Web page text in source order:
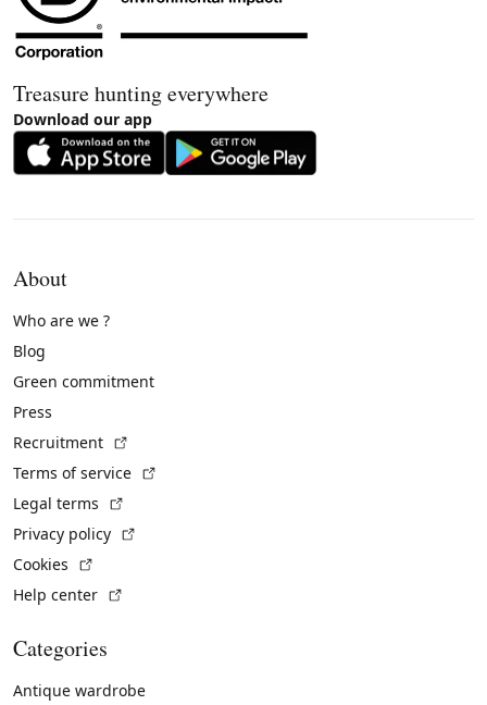
Treasure hunting everywhere
Download our app
About
Who are we ?
Blog
Green commitment
Press
Recruitment
Terms of service
Legal terms
Privacy policy
Cookies
Help center
Categories
Antique wardrobe